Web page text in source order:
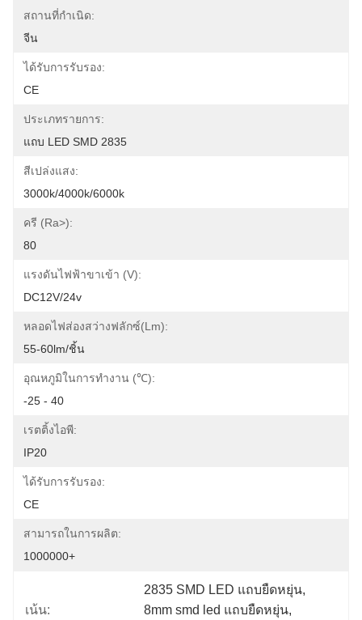
สถานที่กำเนิด:
จีน
ได้รับการรับรอง:
CE
ประเภทรายการ:
แถบ LED SMD 2835
สีเปล่งแสง:
3000k/4000k/6000k
ครี (ra>):
80
แรงดันไฟฟ้าขาเข้า (v):
DC12V/24v
หลอดไฟส่องสว่างฟลักซ์(lm):
55-60lm/ชิ้น
อุณหภูมิในการทำงาน (℃):
-25 - 40
เรตติ้งไอพี:
IP20
ได้รับการรับรอง:
CE
สามารถในการผลิต:
1000000+
เน้น:
2835 SMD LED แถบยืดหยุ่น,
8mm smd led แถบยืดหยุ่น,